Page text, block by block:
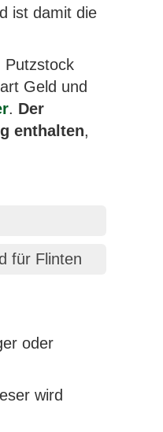
ist damit die
Putzstock
Geld und
. Der
enthalten,
für Flinten
oder
wird